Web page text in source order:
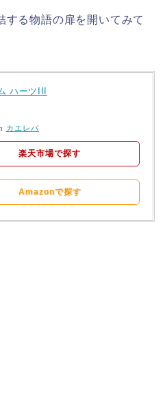
する物語の扉を開いてみて
ハーツIII
カエレバ
楽天市場で探す
Amazonで探す